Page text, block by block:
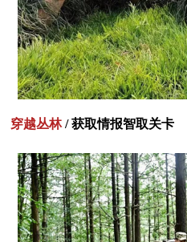
穿越丛林/ 获取情报智取关卡